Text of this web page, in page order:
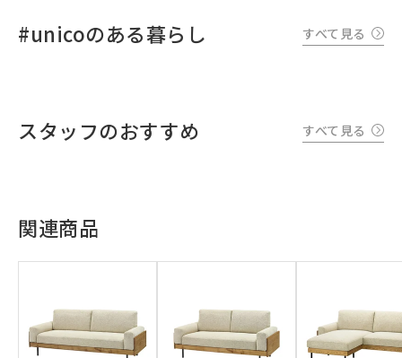
#unicoのある暮らし すべて見る
スタッフのおすすめ すべて見る
関連商品